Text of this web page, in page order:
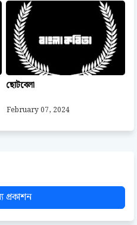
ছোটবেলা
February 07, 2024
প্রকাশন